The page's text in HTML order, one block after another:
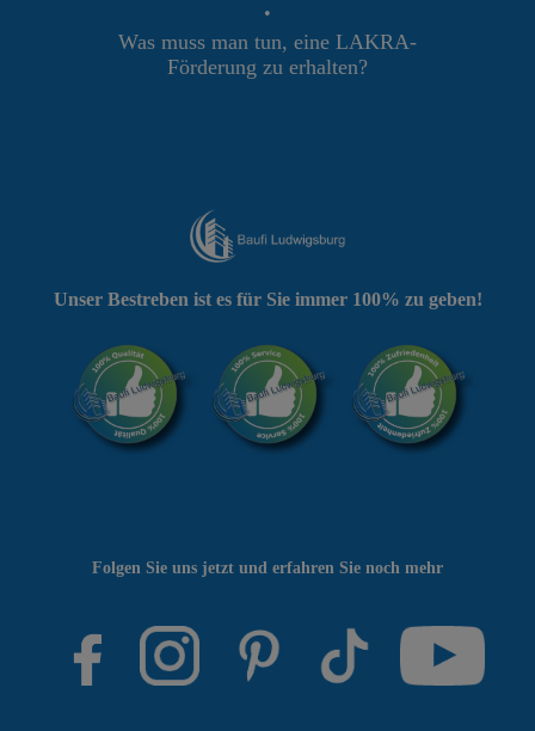
•
Was muss man tun, eine LAKRA-
Förderung zu erhalten?
Folgen Sie uns jetzt und erfahren Sie noch mehr
Unser Bestreben ist es für Sie immer 100% zu geben!